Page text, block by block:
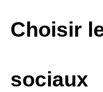
Choisir
sociaux